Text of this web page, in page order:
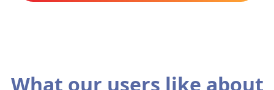
What our users like about